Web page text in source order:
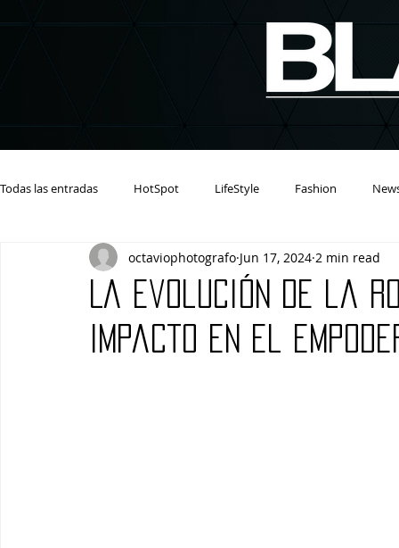
Todas las entradas HotSpot LifeStyle Fashion
La evolución de la
Impacto en el
octaviophotografo Jun 17, 2024 2 min read